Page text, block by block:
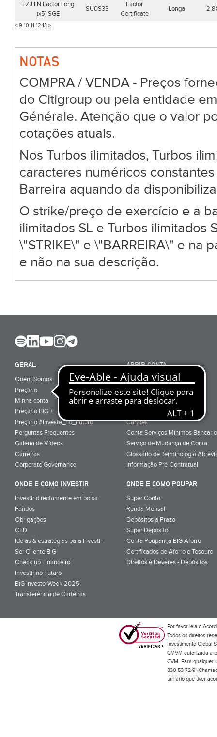
EZJ LN Factor Long
(x5) SGE
SU0S33
Factor
Certificate
Longa
< 9 10 11 12 13 >
NOTAS
COMPRA / VENDA - Preços
do Citigroup ou pela entidade
Générale. Atenção que o valor
cotações atuais.
Nos Turbos ilimitados, Turbos
caracteres numéricos
Barreira aquando da
O strike/preço de exercício e a
ilimitados SL e Turbos ilimitados
\"STRIKE\" e \"BARREIRA\" e na
e não na sua descrição.
GERAL
Quem Somos
Preçário
Minha conta
Preçário BiG +
Preçário #Investe_no_Futuro
Perguntas Frequentes
Galeria de Vídeos
Carreiras
Corporate Governance
ABRIR CONTA
Porquê ser cliente
Particulares
Júnior (sub-18)
Cartões
Conta Serviços Mínimos
Serviço de Mudança de Conta
Glossário de Terminologia
Informação Pré-Contratual
ONDE E COMO INVESTIR
Investir directamente em bolsa
Fundos
Obrigações
CFD
Ideias & estratégias para investir
Ser Cliente BiG
Check up Financeiro
Investir no Futuro
BiG InvestorWeek 2025;
Transferência de Carteiras;
ONDE E COMO POUPAR
Super Conta
Renda Mensal
Depósitos a Prazo
Super Depósito
Conta Poupança BiG Aforro
Certificados de Aforro e Tesouro
Direitos e Deveres - Depósitos
Por favor leia o
Todos os direitos
Investimento Global
CMVM autorizada a
CVM. Para qualquer
330 53 72/9
tarifário que tiver